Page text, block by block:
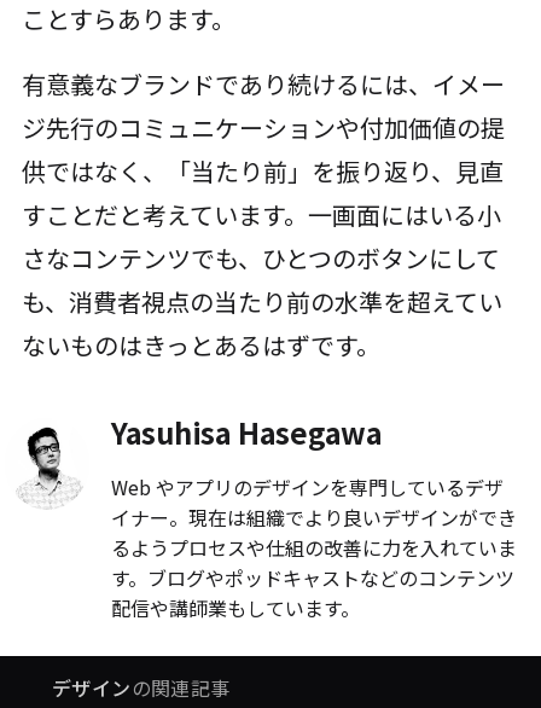
ことすらあります。
有意義なブランドであり続けるには、イメー
ジ先行のコミュニケーションや付加価値の提
供ではなく、「当たり前」を振り返り、見直
すことだと考えています。一画面にはいる小
さなコンテンツでも、ひとつのボタンにして
も、消費者視点の当たり前の水準を超えてい
ないものはきっとあるはずです。
Yasuhisa Hasegawa
Web やアプリのデザインを専門しているデザ
イナー。現在は組織でより良いデザインができ
るようプロセスや仕組の改善に力を入れていま
す。ブログやポッドキャストなどのコンテンツ
配信や講師業もしています。
デザインの関連記事